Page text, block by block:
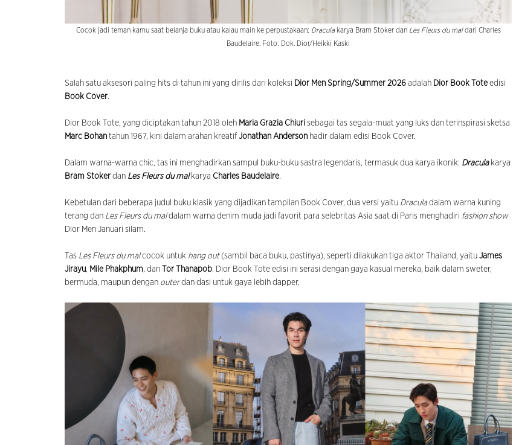
Cocok jadi teman kamu saat belanja buku atau kalau main ke perpustakaan; Dracula karya Bram Stoker dan Les Fleurs du maldari Charles
Baudelaire. Foto: Dok. Dior/Heikki Kaski
Salah satu aksesori paling hits di tahun ini yang dirilis dari koleksi Dior Men Spring/Summer 2026 adalah Dior Book Tote edisi
Book Cover.
Dior Book Tote, yang diciptakan tahun 2018 oleh Maria Grazia Chiuri sebagai tas segala-muat yang luks dan terinspirasi sketsa
Marc Bohan tahun 1967, kini dalam arahan kreatifJonathan Anderson hadir dalam edisi Book Cover.
Dalam warna-warna chic, tas ini menghadirkan sampul buku-buku sastra legendaris, termasuk dua karya ikonik: Dracula karya
Bram Stoker dan Les Fleurs du malkarya Charles Baudelaire.
Kebetulan dari beberapa judul buku klasik yang dijadikan tampilan Book Cover, dua versi yaitu Draculadalam warna kuning
terang dan Les Fleurs du maldalam warna denim muda jadi favorit para selebritas Asia saat di Paris menghadiri fashion show
Dior Men Januari silam.
Tas Les Fleurs du malcocok untuk hang out(sambil baca buku, pastinya), seperti dilakukan tiga aktor Thailand, yaitu James
Jirayu, Mile Phakphum, dan Tor Thanapob. Dior Book Tote edisi ini serasi dengan gaya kasual mereka, baik dalam sweter,
bermuda, maupun dengan outerdan dasi untuk gaya lebih dapper.